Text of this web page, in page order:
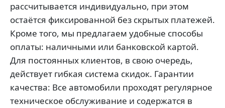
рассчитывается индивидуально, при этом
остаётся фиксированной без скрытых платежей.
Кроме того, мы предлагаем удобные способы
оплаты: наличными или банковской картой.
Для постоянных клиентов, в свою очередь,
действует гибкая система скидок. Гарантии
качества: Все автомобили проходят регулярное
техническое обслуживание и содержатся в